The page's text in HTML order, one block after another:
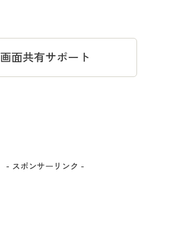
画面共有サポート
- スポンサーリンク -